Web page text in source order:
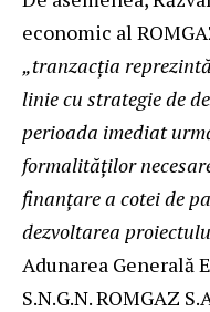
economic al
„tranzacția
linie cu strategie de
perioada imediat
formalităților
finanțare a cotei de
dezvoltarea
Adunarea Generală
S.N.G.N. ROMGAZ